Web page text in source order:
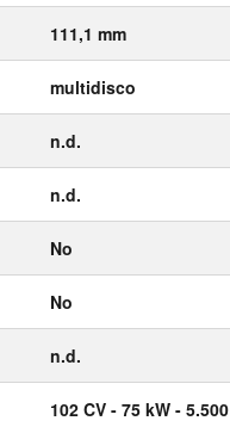
111,1 mm
multidisco
n.d.
n.d.
No
No
n.d.
102 CV - 75 kW - 5.500